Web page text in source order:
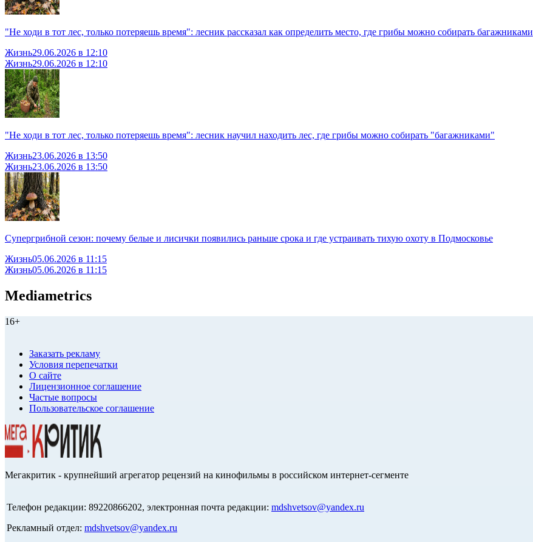
"Не ходи в тот лес, только потеряешь время": лесник рассказал как определить место, где грибы можно собирать багажниками
Жизнь29.06.2026 в 12:10
Жизнь29.06.2026 в 12:10
"Не ходи в тот лес, только потеряешь время": лесник научил находить лес, где грибы можно собирать "багажниками"
Жизнь23.06.2026 в 13:50
Жизнь23.06.2026 в 13:50
Супергрибной сезон: почему белые и лисички появились раньше срока и где устраивать тихую охоту в Подмосковье
Жизнь05.06.2026 в 11:15
Жизнь05.06.2026 в 11:15
Mediametrics
16+
Заказать рекламу
Условия перепечатки
О сайте
Лицензионное соглашение
Частые вопросы
Пользовательское соглашение
Мегакритик - крупнейший агрегатор рецензий на кинофильмы в российском интернет-сегменте
Телефон редакции: 89220866202, электронная почта редакции: mdshvetsov@yandex.ru
Рекламный отдел: mdshvetsov@yandex.ru